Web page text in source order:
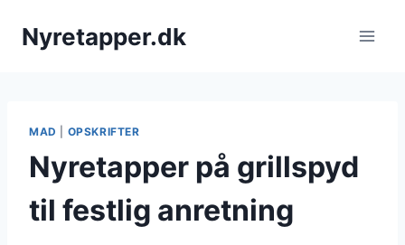
Nyretapper.dk
MAD OPSKRIFTER
Nyretapper på grillspyd
til festlig anretning